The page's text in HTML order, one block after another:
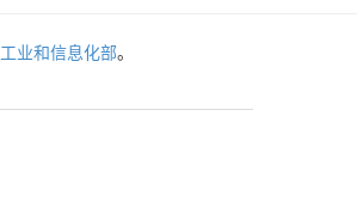
工业和信息化部。